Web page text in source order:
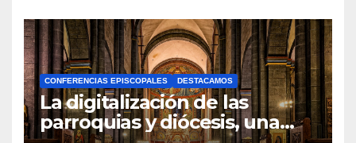
O
H
A
Y
C
O
CONFERENCIAS EPISCOPALES DESTACAMOS
La digitalización de las
parroquias y diócesis, una